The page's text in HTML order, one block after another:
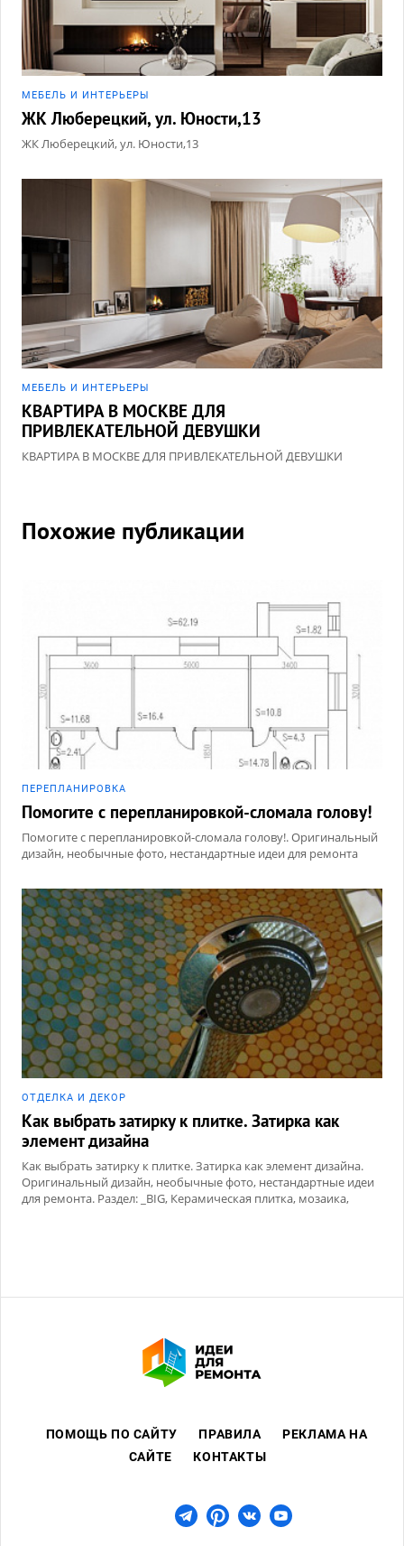
МЕБЕЛЬ И ИНТЕРЬЕРЫ
ЖК Люберецкий, ул. Юности,13
ЖК Люберецкий, ул. Юности,13
МЕБЕЛЬ И ИНТЕРЬЕРЫ
КВАРТИРА В МОСКВЕ ДЛЯ
ПРИВЛЕКАТЕЛЬНОЙ ДЕВУШКИ
КВАРТИРА В МОСКВЕ ДЛЯ ПРИВЛЕКАТЕЛЬНОЙ ДЕВУШКИ
Похожие публикации
ПЕРЕПЛАНИРОВКА
Помогите с перепланировкой-сломала голову!
Помогите с перепланировкой-сломала голову!. Оригинальный
дизайн, необычные фото, нестандартные идеи для ремонта
ОТДЕЛКА И ДЕКОР
Как выбрать затирку к плитке. Затирка как
элемент дизайна
Как выбрать затирку к плитке. Затирка как элемент дизайна.
Оригинальный дизайн, необычные фото, нестандартные идеи
для ремонта. Раздел: _BIG, Керамическая плитка, мозаика,
ПОМОЩЬ ПО САЙТУ ПРАВИЛА
РЕКЛАМА НА
САЙТЕ
КОНТАКТЫ